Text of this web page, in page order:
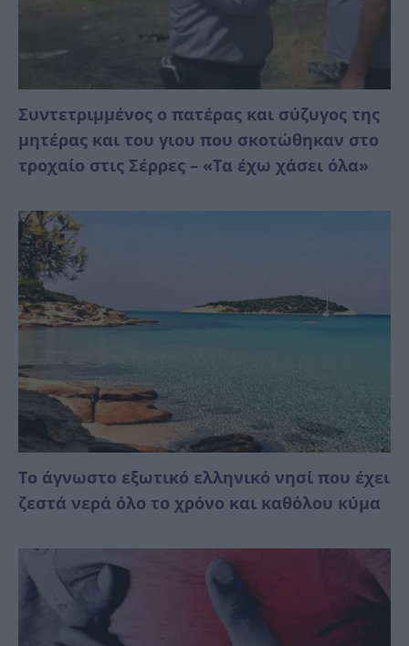
Συντετριμμένος ο πατέρας και σύζυγος της
μητέρας και του γιου που σκοτώθηκαν στο
τροχαίο στις Σέρρες – «Τα έχω χάσει όλα»
Το άγνωστο εξωτικό ελληνικό νησί που έχει
ζεστά νερά όλο το χρόνο και καθόλου κύμα